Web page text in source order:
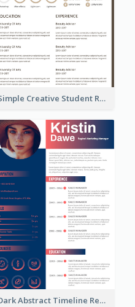
Simple Creative Student Resume
Dark Abstract Timeline Resume